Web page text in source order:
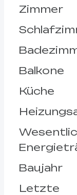
Zimmer
Balkone
Küche
Baujahr
Letzte